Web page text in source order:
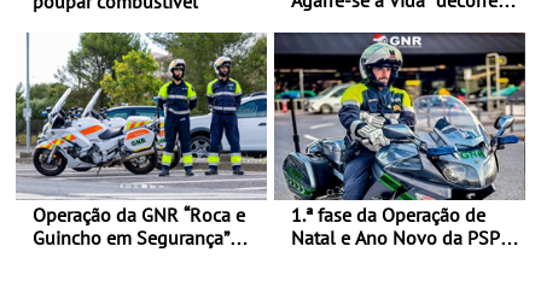
Operação da GNR “Roca e
Guincho em Segurança”
1.ª fase da Operação de
Natal e Ano Novo da PSP e